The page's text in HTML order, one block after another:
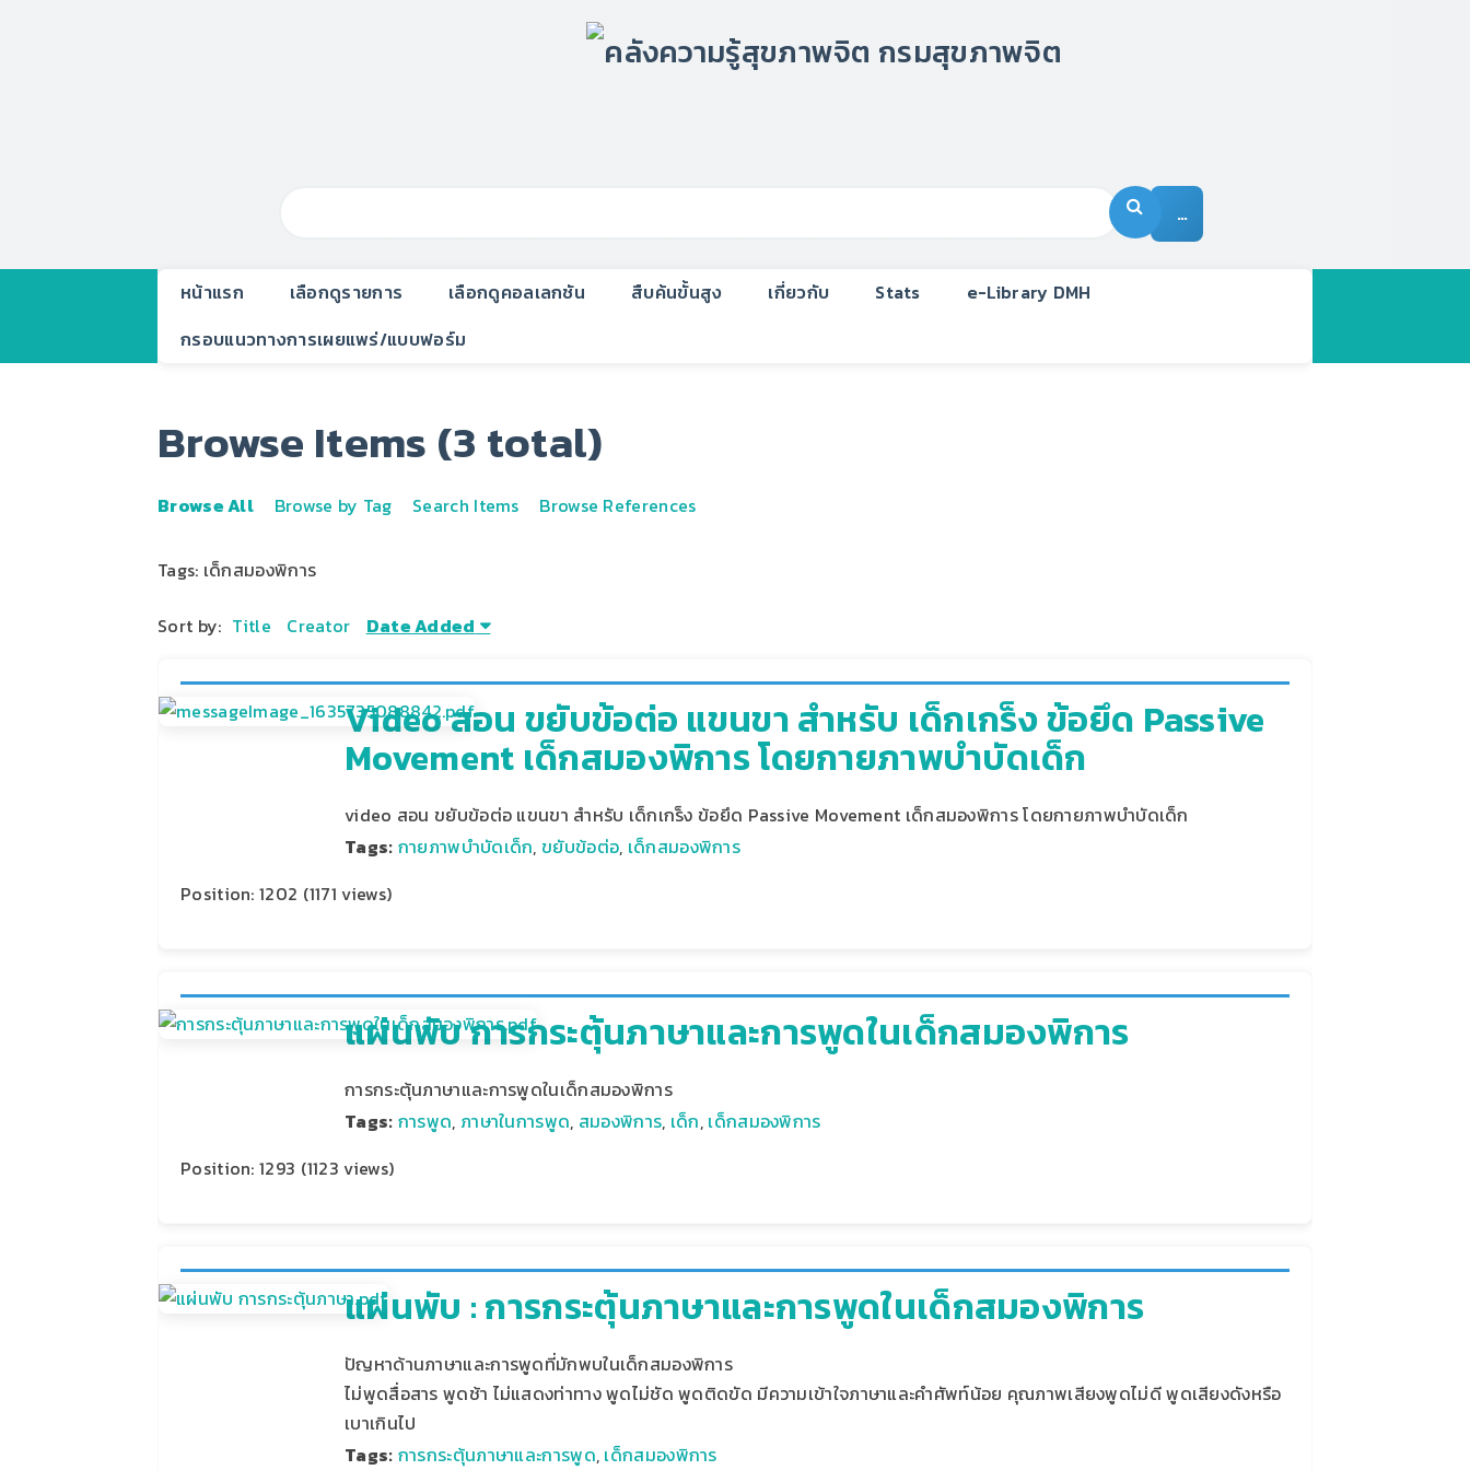
…
หน้าแรก เลือกดูรายการ เลือกดูคอลเลกชัน สืบค้นขั้นสูง เกี่ยวกับ Stats
e-Library DMH
กรอบแนวทางการเผยแพร่/แบบฟอร์ม
Browse Items (3 total)
Browse All Browse by Tag Search Items Browse References
Tags: เด็กสมองพิการ
Sort by: Title Creator Date Added
Video สอน ขยับข้อต่อ แขนขา สำหรับ เด็กเกร็ง ข้อยึด Passive
Movement เด็กสมองพิการ โดยกายภาพบำบัดเด็ก
video สอน ขยับข้อต่อ แขนขา สำหรับ เด็กเกร็ง ข้อยึด Passive Movement เด็กสมองพิการ โดยกายภาพบำบัดเด็ก
Tags: กายภาพบำบัดเด็ก,ขยับข้อต่อ, เด็กสมองพิการ
Position:1202 (1171 views)
แผ่นพับ การกระตุ้นภาษาและการพูดในเด็กสมองพิการ
การกระตุ้นภาษาและการพูดในเด็กสมองพิการ
Tags: การพูด, ภาษาในการพูด, สมองพิการ, เด็ก, เด็กสมองพิการ
Position:1293 (1123 views)
แผ่นพับ : การกระตุ้นภาษาและการพูดในเด็กสมองพิการ
ปัญหาด้านภาษาและการพูดที่มักพบในเด็กสมองพิการ
ไม่พูดสื่อสาร พูดช้า ไม่แสดงท่าทาง พูดไม่ชัด พูดติดขัด มีความเข้าใจภาษาและคำศัพท์น้อย คุณภาพเสียงพูดไม่ดี พูดเสียงดังหรือ
เบาเกินไป
Tags: การกระตุ้นภาษาและการพูด, เด็กสมองพิการ